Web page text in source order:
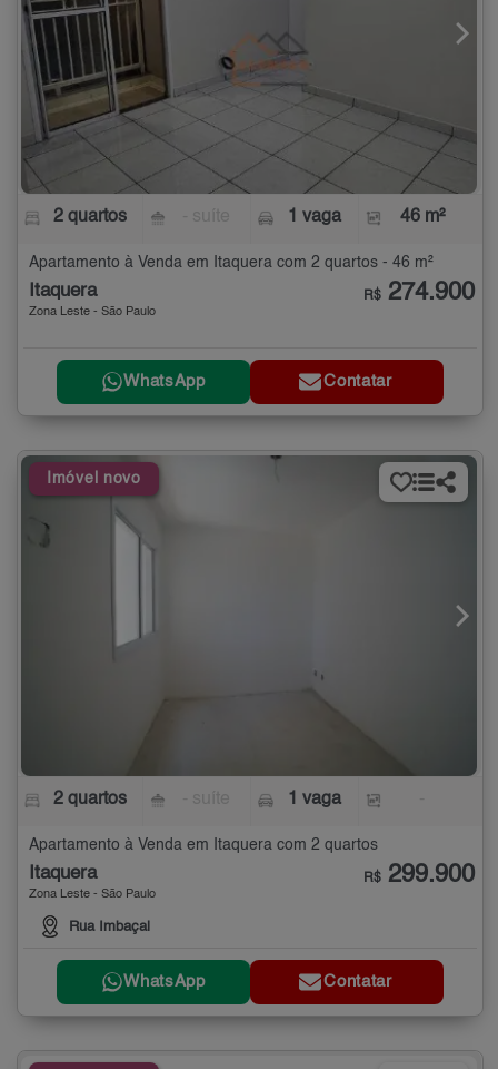
2 quartos 1 vaga 46 m²
Apartamento à Venda em Itaquera com 2 quartos - 46 m²
Itaquera
Zona Leste - São Paulo
R$ 274.900
WhatsApp Contatar
Imóvel novo
2 quartos 1 vaga
Apartamento à Venda em Itaquera com 2 quartos
Itaquera
Zona Leste - São Paulo
Rua Imbaçal
R$ 299.900
WhatsApp Contatar